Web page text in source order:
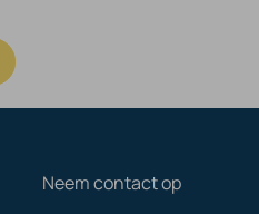
Neem contact op